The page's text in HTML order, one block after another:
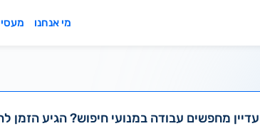
מי אנחנו
עדיין מחפשים עבודה במנועי חיפוש? הגיע הזמן